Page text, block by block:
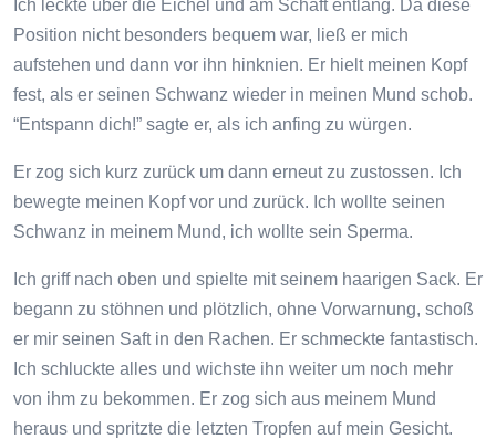
Ich leckte über die Eichel und am Schaft entlang. Da diese
Position nicht besonders bequem war, ließ er mich
aufstehen und dann vor ihn hinknien. Er hielt meinen Kopf
fest, als er seinen Schwanz wieder in meinen Mund schob.
“Entspann dich!” sagte er, als ich anfing zu würgen.
Er zog sich kurz zurück um dann erneut zu zustossen. Ich
bewegte meinen Kopf vor und zurück. Ich wollte seinen
Schwanz in meinem Mund, ich wollte sein Sperma.
Ich griff nach oben und spielte mit seinem haarigen Sack. Er
begann zu stöhnen und plötzlich, ohne Vorwarnung, schoß
er mir seinen Saft in den Rachen. Er schmeckte fantastisch.
Ich schluckte alles und wichste ihn weiter um noch mehr
von ihm zu bekommen. Er zog sich aus meinem Mund
heraus und spritzte die letzten Tropfen auf mein Gesicht.